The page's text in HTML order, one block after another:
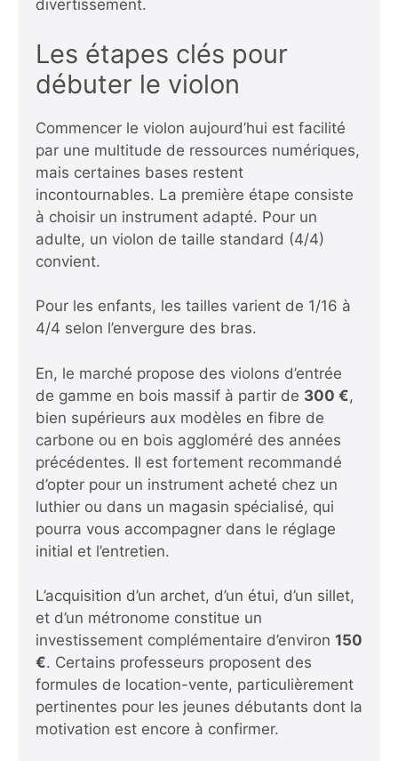
divertissement.
Les étapes clés pour
débuter le violon
Commencer le violon aujourd’hui est facilité
par une multitude de ressources numériques,
mais certaines bases restent
incontournables. La première étape consiste
à choisir un instrument adapté. Pour un
adulte, un violon de taille standard (4/4)
convient.
Pour les enfants, les tailles varient de 1/16 à
4/4 selon l’envergure des bras.
En, le marché propose des violons d’entrée
de gamme en bois massif à partir de 300 €,
bien supérieurs aux modèles en fibre de
carbone ou en bois aggloméré des années
précédentes. Il est fortement recommandé
d’opter pour un instrument acheté chez un
luthier ou dans un magasin spécialisé, qui
pourra vous accompagner dans le réglage
initial et l’entretien.
L’acquisition d’un archet, d’un étui, d’un sillet,
et d’un métronome constitue un
investissement complémentaire d’environ 150
€. Certains professeurs proposent des
formules de location-vente, particulièrement
pertinentes pour les jeunes débutants dont la
motivation est encore à confirmer.